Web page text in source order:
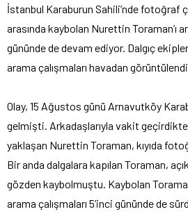
İstanbul Karaburun Sahili’nde fotoğraf
arasında kaybolan Nurettin Toraman’ı
gününde de devam ediyor. Dalgıç
arama çalışmaları havadan
Olay, 15 Ağustos günü Arnavutköy
gelmişti. Arkadaşlarıyla vakit
yaklaşan Nurettin Toraman, kıyıda
Bir anda dalgalara kapılan Toraman,
gözden kaybolmuştu. Kaybolan
arama çalışmaları 5’inci gününde de